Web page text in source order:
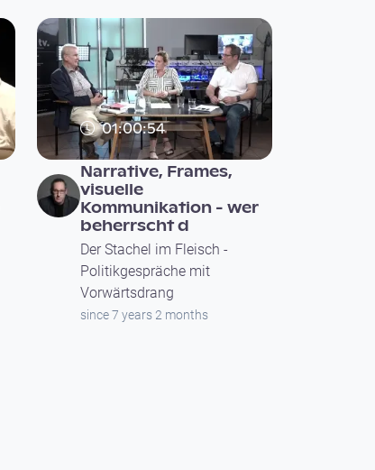
01:00:54
Narrative, Frames,
visuelle
Kommunikation - wer
beherrscht d
Der Stachel im Fleisch -
Politikgespräche mit
Vorwärtsdrang
since 7 years 2 months